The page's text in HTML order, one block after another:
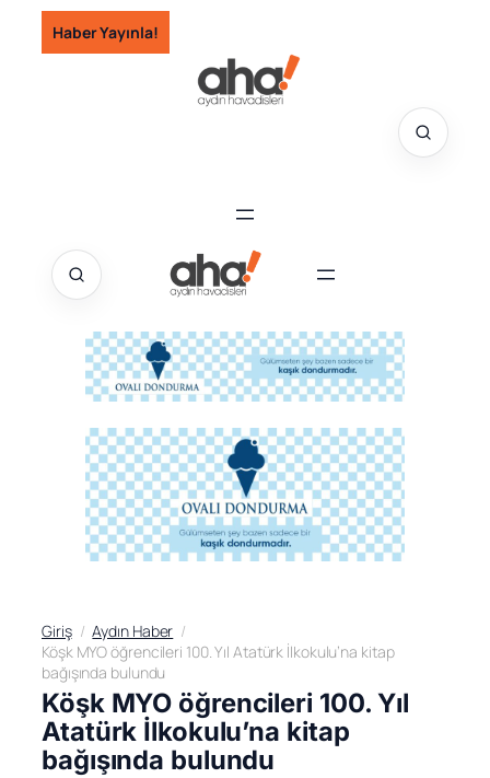
İçeriğe
geç
Haber Yayınla!
Giriş
Aydın Haber
Köşk MYO öğrencileri 100. Yıl Atatürk İlkokulu’na kitap
bağışında bulundu
Köşk MYO öğrencileri 100. Yıl
Atatürk İlkokulu’na kitap
bağışında bulundu